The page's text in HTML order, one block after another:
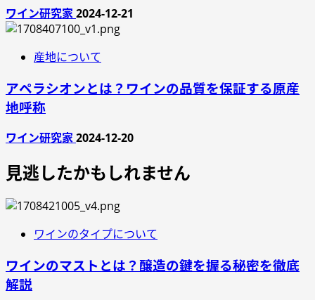
ワイン研究家2024-12-21
産地について
アペラシオンとは？ワインの品質を保証する原産
地呼称
ワイン研究家2024-12-20
見逃したかもしれません
ワインのタイプについて
ワインのマストとは？醸造の鍵を握る秘密を徹底
解説